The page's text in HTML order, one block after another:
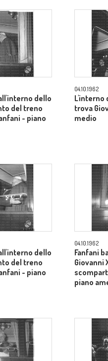
dello
del treno
- piano
04.10.1962
L'interno
trova
medio
dello
del treno
- piano
04.10.1962
Fanfani
Giovanni
piano